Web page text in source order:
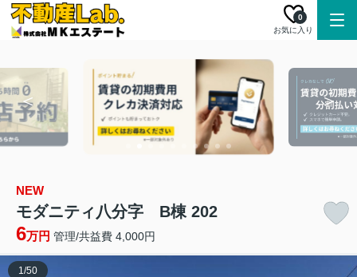
お気に入り
0
NEW
モダニティ八分字 B棟 202
6万円 管理/共益費 4,000円
1/50